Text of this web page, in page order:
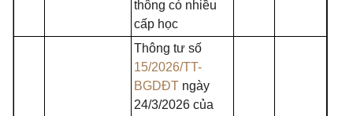
thông có nhiều
cấp học
Thông tư số
15/2026/TT-
BGDĐT ngày
24/3/2026 của